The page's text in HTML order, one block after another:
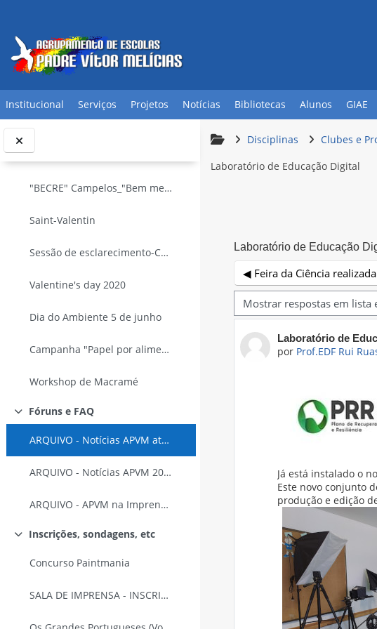
Decorações natalícias
Visita estudo 8º ano_PORT+FQ
Exposição 8ºano_Lápis de Cor
La Chandeleur
"BECRE" Campelos_"Bem me quer, bem nos quer"
Saint-Valentin
Sessão de esclarecimento-Consumos e dependências
Valentine's day 2020
Dia do Ambiente 5 de junho
Campanha "Papel por alimentos"
Workshop de Macramé
Contrair
Fóruns e FAQ
ARQUIVO - Notícias APVM até 2023/2024
ARQUIVO - Notícias APVM 2007/2008
ARQUIVO - APVM na Imprensa até 2011
Contrair
Inscrições, sondagens, etc
Concurso Paintmania
SALA DE IMPRENSA - INSCRIÇÕES
Institucional Serviços Projetos Notícias Bibliotecas Alunos GIAE
Disciplinas Clubes e
Laboratório de Educação Digital
Laboratório de Educação
◀︎ Feira da Ciência
Modo de visualização
Laboratório de
por Prof.EDF Rui
Número de
Já está instalado o
Este novo conjunto
produção e edição